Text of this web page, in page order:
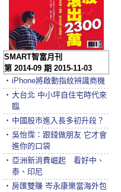
SMART智富月刊
第 2014-09 期 2015-11-03
‧ iPhone將啟動指紋辨識商機
‧ 大台北 中小坪自住宅時代來
臨
‧ 中國股市進入長多初升段？
‧ 吳怡霈：跟錢做朋友 它才會
進你的口袋
‧ 亞洲新消費崛起 看好中、
泰、印尼
‧ 房匯雙賺 岑永康樂當海外包